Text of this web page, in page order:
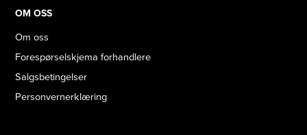
OM OSS
Om oss
Forespørselskjema forhandlere
Salgsbetingelser
Personvernerklæring